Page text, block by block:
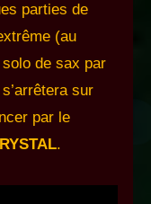
parties de
(au
de sax par
sur
par le
.